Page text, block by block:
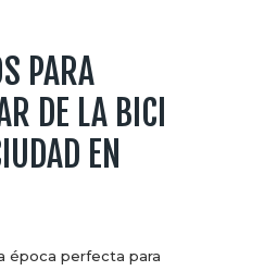
PARA
DE LA BICI
EN
época perfecta para